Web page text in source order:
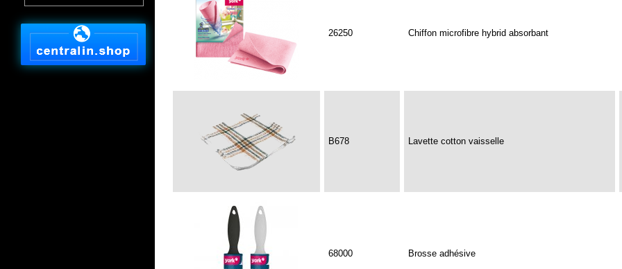
26250 Chiffon microfibre hybrid absorbant
B678 Lavette cotton vaisselle
68000 Brosse adhésive